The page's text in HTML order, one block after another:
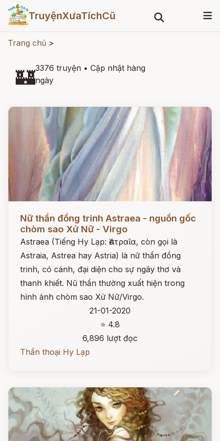
TruyệnXưaTíchCũ
Trang chủ >
🏰3376 truyện • Cập nhật hàng
ngày
Nữ thần đồng trinh Astraea - nguồn gốc
chòm sao Xử Nữ - Virgo
Astraea (Tiếng Hy Lạp: Ἀστραῖα, còn gọi là
Astraia, Astrea hay Astria) là nữ thần đồng
trinh, có cánh, đại diện cho sự ngây thơ và
thanh khiết. Nũ thần thường xuất hiện trong
hình ảnh chòm sao Xử Nữ/Virgo.
21-01-2020
⭐ 4.8
6,896 lượt đọc
Thần thoại Hy Lạp